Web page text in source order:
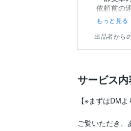
依頼前の
す。
もっと見る
出品者から
サービス
【※まずはDM
ご覧いただき、